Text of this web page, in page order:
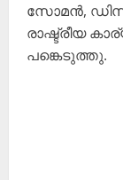
സോമൻ,
രാഷ്ട്രീയ
പങ്കെടുത്തു.